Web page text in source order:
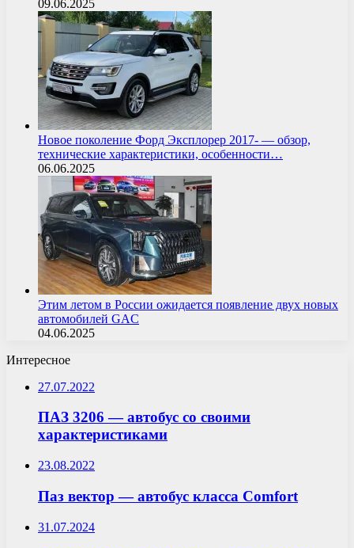
09.06.2025
Новое поколение Форд Эксплорер 2017- — обзор,
технические характеристики, особенности…
06.06.2025
Этим летом в России ожидается появление двух новых
автомобилей GAC
04.06.2025
Интересное
27.07.2022
ПАЗ 3206 — автобус со своими
характеристиками
23.08.2022
Паз вектор — автобус класса Comfort
31.07.2024